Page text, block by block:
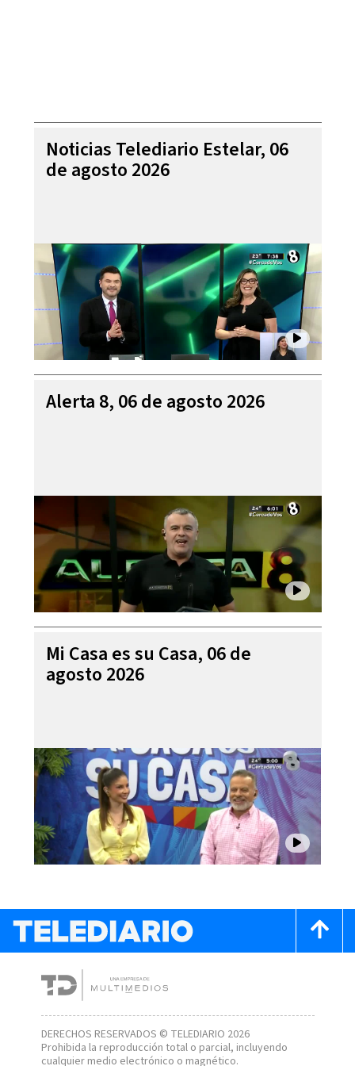
Noticias Telediario Estelar, 06
de agosto 2026
Alerta 8, 06 de agosto 2026
Mi Casa es su Casa, 06 de
agosto 2026
DERECHOS RESERVADOS © TELEDIARIO 2026
Prohibida la reproducción total o parcial, incluyendo
cualquier medio electrónico o magnético.